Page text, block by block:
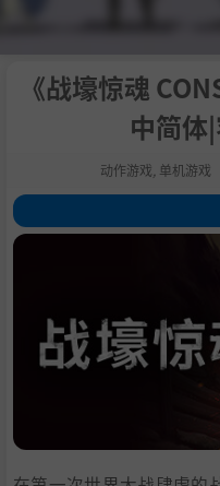
《战壕惊魂
中简体
动作游戏 单机游戏
1.关于这款游戏
学习版下载